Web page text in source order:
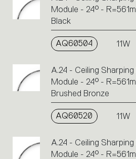
Module - 24° -
Black
AQ60504 11W
A.24 - Ceiling
Module - 24° -
Brushed Bronze
AQ60520 11W
A.24 - Ceiling
Module - 24° -